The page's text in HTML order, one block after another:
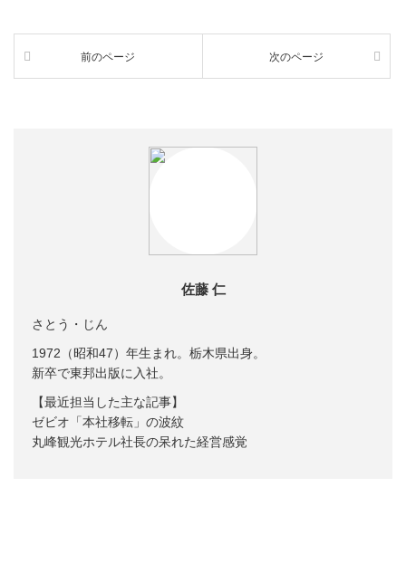
前のページ 次のページ
佐藤 仁
さとう・じん
1972（昭和47）年生まれ。栃木県出身。
新卒で東邦出版に入社。
【最近担当した主な記事】
ゼビオ「本社移転」の波紋
丸峰観光ホテル社長の呆れた経営感覚